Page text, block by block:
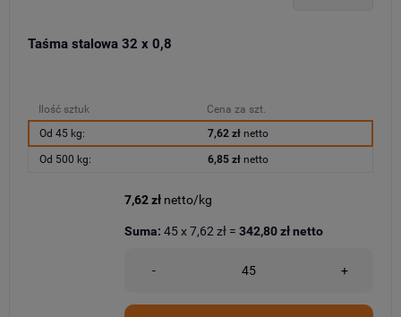
Taśma stalowa 32 x 0,8
Ilość sztuk
Cena za szt.
Od 45 kg:
7,62 złnetto
Od 500 kg: 6,85 złnetto
7,62 zł netto/kg
- +
Suma: 45x7,62 zł = 342,80 złnetto